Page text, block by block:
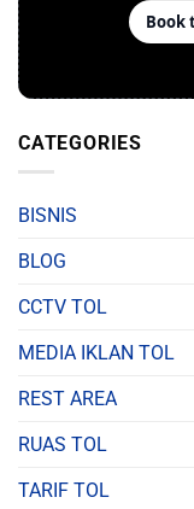
CATEGORIES
BISNIS
BLOG
CCTV TOL
MEDIA IKLAN TOL
REST AREA
RUAS TOL
TARIF TOL